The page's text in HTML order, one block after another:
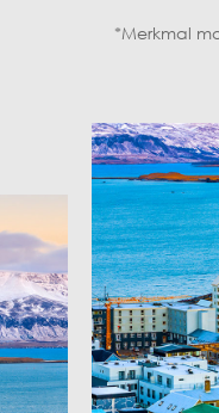
*Merkmal